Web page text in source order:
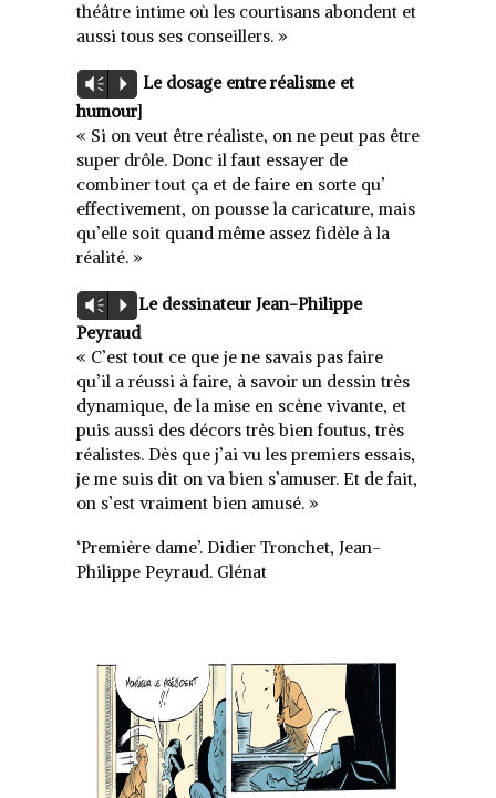
théâtre intime où les courtisans abondent et
aussi tous ses conseillers. »
Lecteur
audio
Vm P
Le dosage entre réalisme et
humour]
« Si on veut être réaliste, on ne peut pas être
super drôle. Donc il faut essayer de
combiner tout ça et de faire en sorte qu’
effectivement, on pousse la caricature, mais
qu’elle soit quand même assez fidèle à la
réalité. »
Lecteur
audio
Vm P
Le dessinateur Jean-Philippe
Peyraud
« C’est tout ce que je ne savais pas faire
qu’il a réussi à faire, à savoir un dessin très
dynamique, de la mise en scène vivante, et
puis aussi des décors très bien foutus, très
réalistes. Dès que j’ai vu les premiers essais,
je me suis dit on va bien s’amuser. Et de fait,
on s’est vraiment bien amusé. »
‘Première dame’. Didier Tronchet, Jean-
Philippe Peyraud. Glénat